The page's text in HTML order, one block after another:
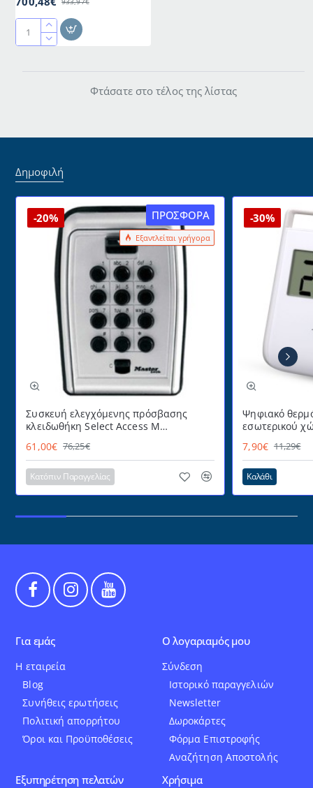
Πάγκοs
κοπής
10cm
Φτάσατε στο τέλος της λίστας
Δημοφιλή
ΠΡΟΣΦΟΡΆ
Εξαντλείται γρήγορα
-20%
Συσκευή ελεγχόμενης πρόσβασης
κλειδωθήκη Select Access Μ
προστατευτικό κάλυμμα
61,00€ 76,25€
Κατόπιν Παραγγελίας
-30%
Ψηφιακό
εσωτερικού
επιτραπέζια
για επιτοίχια
7,90€ 11,29€
Καλάθι
Για εμάς
Η εταιρεία
Blog
Συνήθεις ερωτήσεις
Πολιτική απορρήτου
Όροι και Προϋποθέσεις
Ο λογαριαμός μου
Σύνδεση
Ιστορικό παραγγελιών
Newsletter
Δωροκάρτες
Φόρμα Επιστροφής
Αναζήτηση Αποστολής
Εξυπηρέτηση πελατών Χρήσιμα